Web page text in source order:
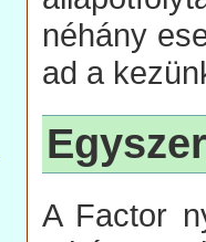
néhány
ad a
A Factor